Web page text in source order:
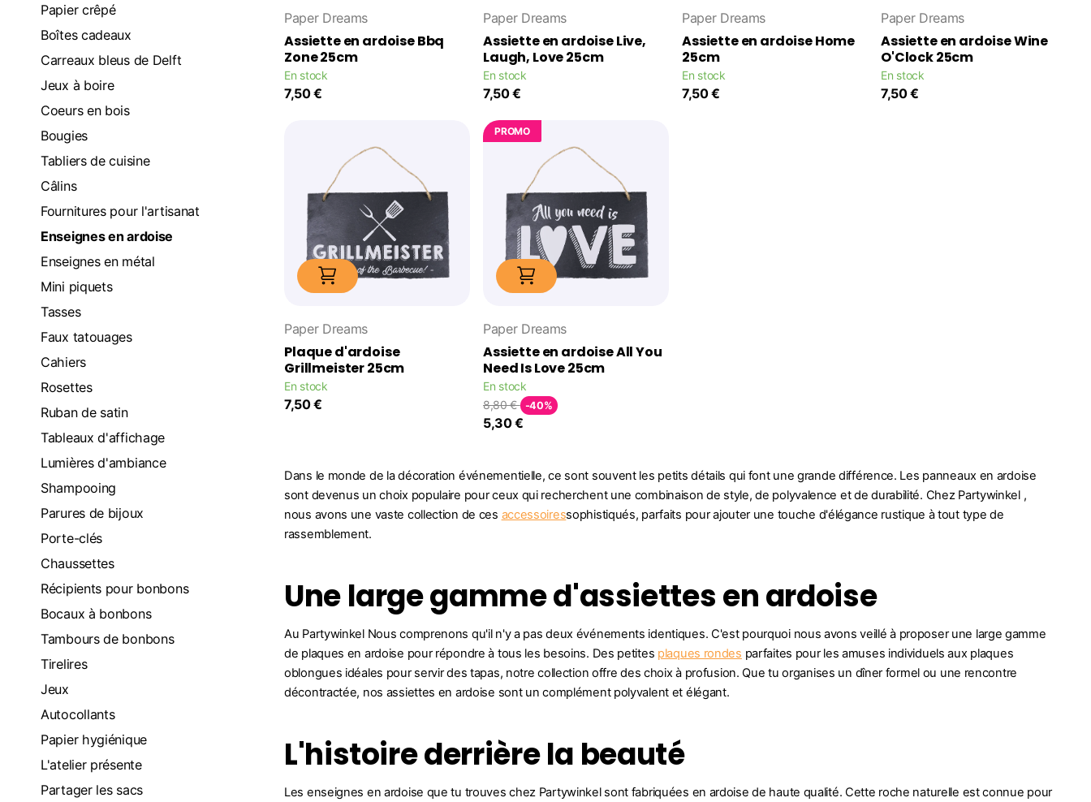
Paper Dreams
Assiette en ardoise Bbq
Zone 25cm
En stock
7,50 €
Paper Dreams
Assiette en ardoise Live,
Laugh, Love 25cm
En stock
7,50 €
Paper Dreams
Assiette en ardoise Home
25cm
En stock
7,50 €
Paper Dreams
Assiette en ardoise Wine
O'Clock 25cm
En stock
7,50 €
Paper Dreams
Plaque d'ardoise
Grillmeister 25cm
En stock
7,50 €
PROMO
Paper Dreams
Assiette en ardoise All You
Need Is Love 25cm
En stock
8,80 € -40%
5,30 €
Dans le monde de la décoration événementielle, ce sont souvent les petits détails qui font une grande différence. Les panneaux en ardoise
sont devenus un choix populaire pour ceux qui recherchent une combinaison de style, de polyvalence et de durabilité. Chez Partywinkel ,
nous avons une vaste collection de ces accessoiressophistiqués, parfaits pour ajouter une touche d'élégance rustique à tout type de
rassemblement.
Une large gamme d'assiettes en ardoise
Au Partywinkel Nous comprenons qu'il n'y a pas deux événements identiques. C'est pourquoi nous avons veillé à proposer une large gamme
de plaques en ardoise pour répondre à tous les besoins. Des petites plaques rondes parfaites pour les amuses individuels aux plaques
oblongues idéales pour servir des tapas, notre collection offre des choix à profusion. Que tu organises un dîner formel ou une rencontre
décontractée, nos assiettes en ardoise sont un complément polyvalent et élégant.
L'histoire derrière la beauté
Les enseignes en ardoise que tu trouves chez Partywinkel sont fabriquées en ardoise de haute qualité. Cette roche naturelle est connue pour
Papier crêpé
Boîtes cadeaux
Carreaux bleus de Delft
Jeux à boire
Coeurs en bois
Bougies
Tabliers de cuisine
Câlins
Fournitures pour l'artisanat
Enseignes en ardoise
Enseignes en métal
Mini piquets
Tasses
Faux tatouages
Cahiers
Rosettes
Ruban de satin
Tableaux d'affichage
Lumières d'ambiance
Shampooing
Parures de bijoux
Porte-clés
Chaussettes
Récipients pour bonbons
Bocaux à bonbons
Tambours de bonbons
Tirelires
Jeux
Autocollants
Papier hygiénique
L'atelier présente
Partager les sacs